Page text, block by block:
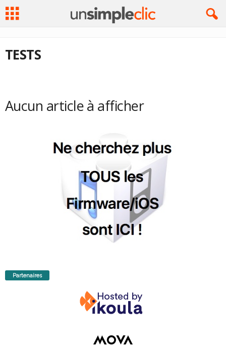
TESTS
Aucun article à afficher
Partenaires